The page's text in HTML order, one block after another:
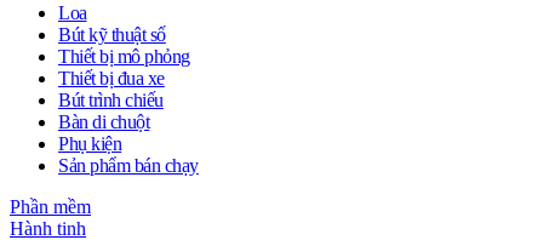
Loa
Bút kỹ thuật số
Thiết bị mô phỏng
Thiết bị đua xe
Bút trình chiếu
Bàn di chuột
Phụ kiện
Sản phẩm bán chạy
Phần mềm
Hành tinh